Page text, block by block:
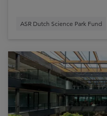
ASR Dutch Science Park Fund